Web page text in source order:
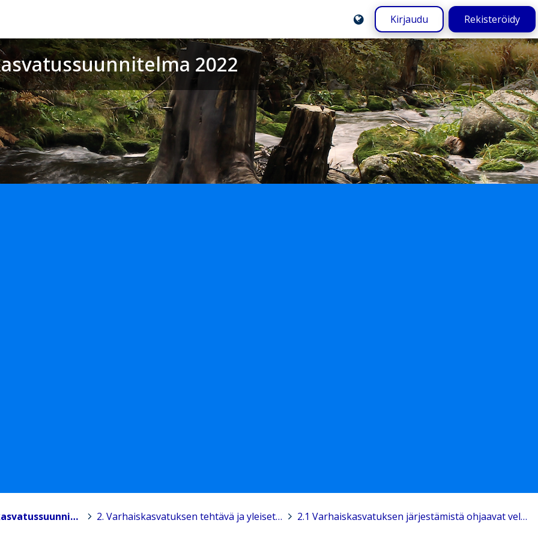
Kirjaudu Rekisteröidy
2022
Kannonkosken varhaiskasvatussuunnitelma 2022 > 2. Varhaiskasvatuksen tehtävä ja yleiset tavoitteet > 2.1 Varhaiskasvatuksen järjestämistä ohjaavat velvoitteet